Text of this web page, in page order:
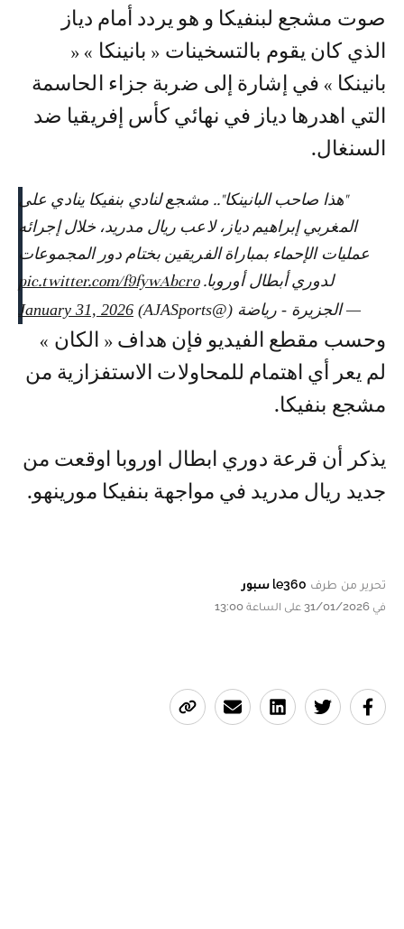
صوت مشجع لبنفيكا و هو يردد أمام دياز
الذي كان يقوم بالتسخينات « بانينكا » «
بانينكا » في إشارة إلى ضربة جزاء الحاسمة
التي اهدرها دياز في نهائي كأس إفريقيا ضد
السنغال.
"هذا صاحب البانينكا".. مشجع لنادي بنفيكا ينادي على
المغربي إبراهيم دياز، لاعب ريال مدريد، خلال إجرائه
عمليات الإحماء بمباراة الفريقين بختام دور المجموعات
لدوري أبطال أوروبا.pic.twitter.com/f9fywAbcro
— الجزيرة - رياضة (@AJASports) January 31, 2026
وحسب مقطع الفيديو فإن هداف « الكان »
لم يعر أي اهتمام للمحاولات الاستفزازية من
مشجع بنفيكا.
يذكر أن قرعة دوري ابطال اوروبا اوقعت من
جديد ريال مدريد في مواجهة بنفيكا مورينهو.
تحرير من طرف le360 سبور
في 31/01/2026 على الساعة 13:00